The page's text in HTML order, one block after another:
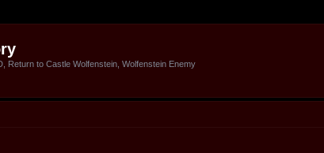
Return to Castle Wolfenstein, Wolfenstein Enemy